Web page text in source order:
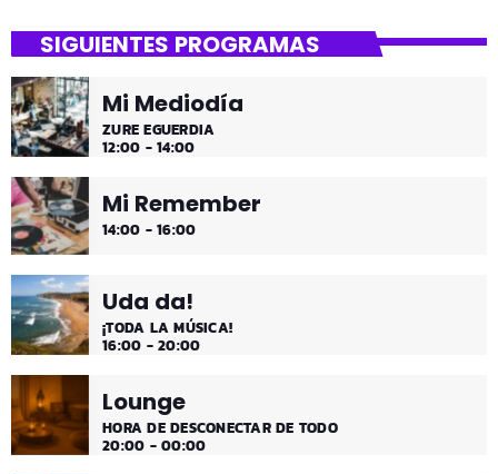
SIGUIENTES PROGRAMAS
Mi Mediodía
ZURE EGUERDIA
12:00 - 14:00
Mi Remember
14:00 - 16:00
Uda da!
¡TODA LA MÚSICA!
16:00 - 20:00
Lounge
HORA DE DESCONECTAR DE TODO
20:00 - 00:00